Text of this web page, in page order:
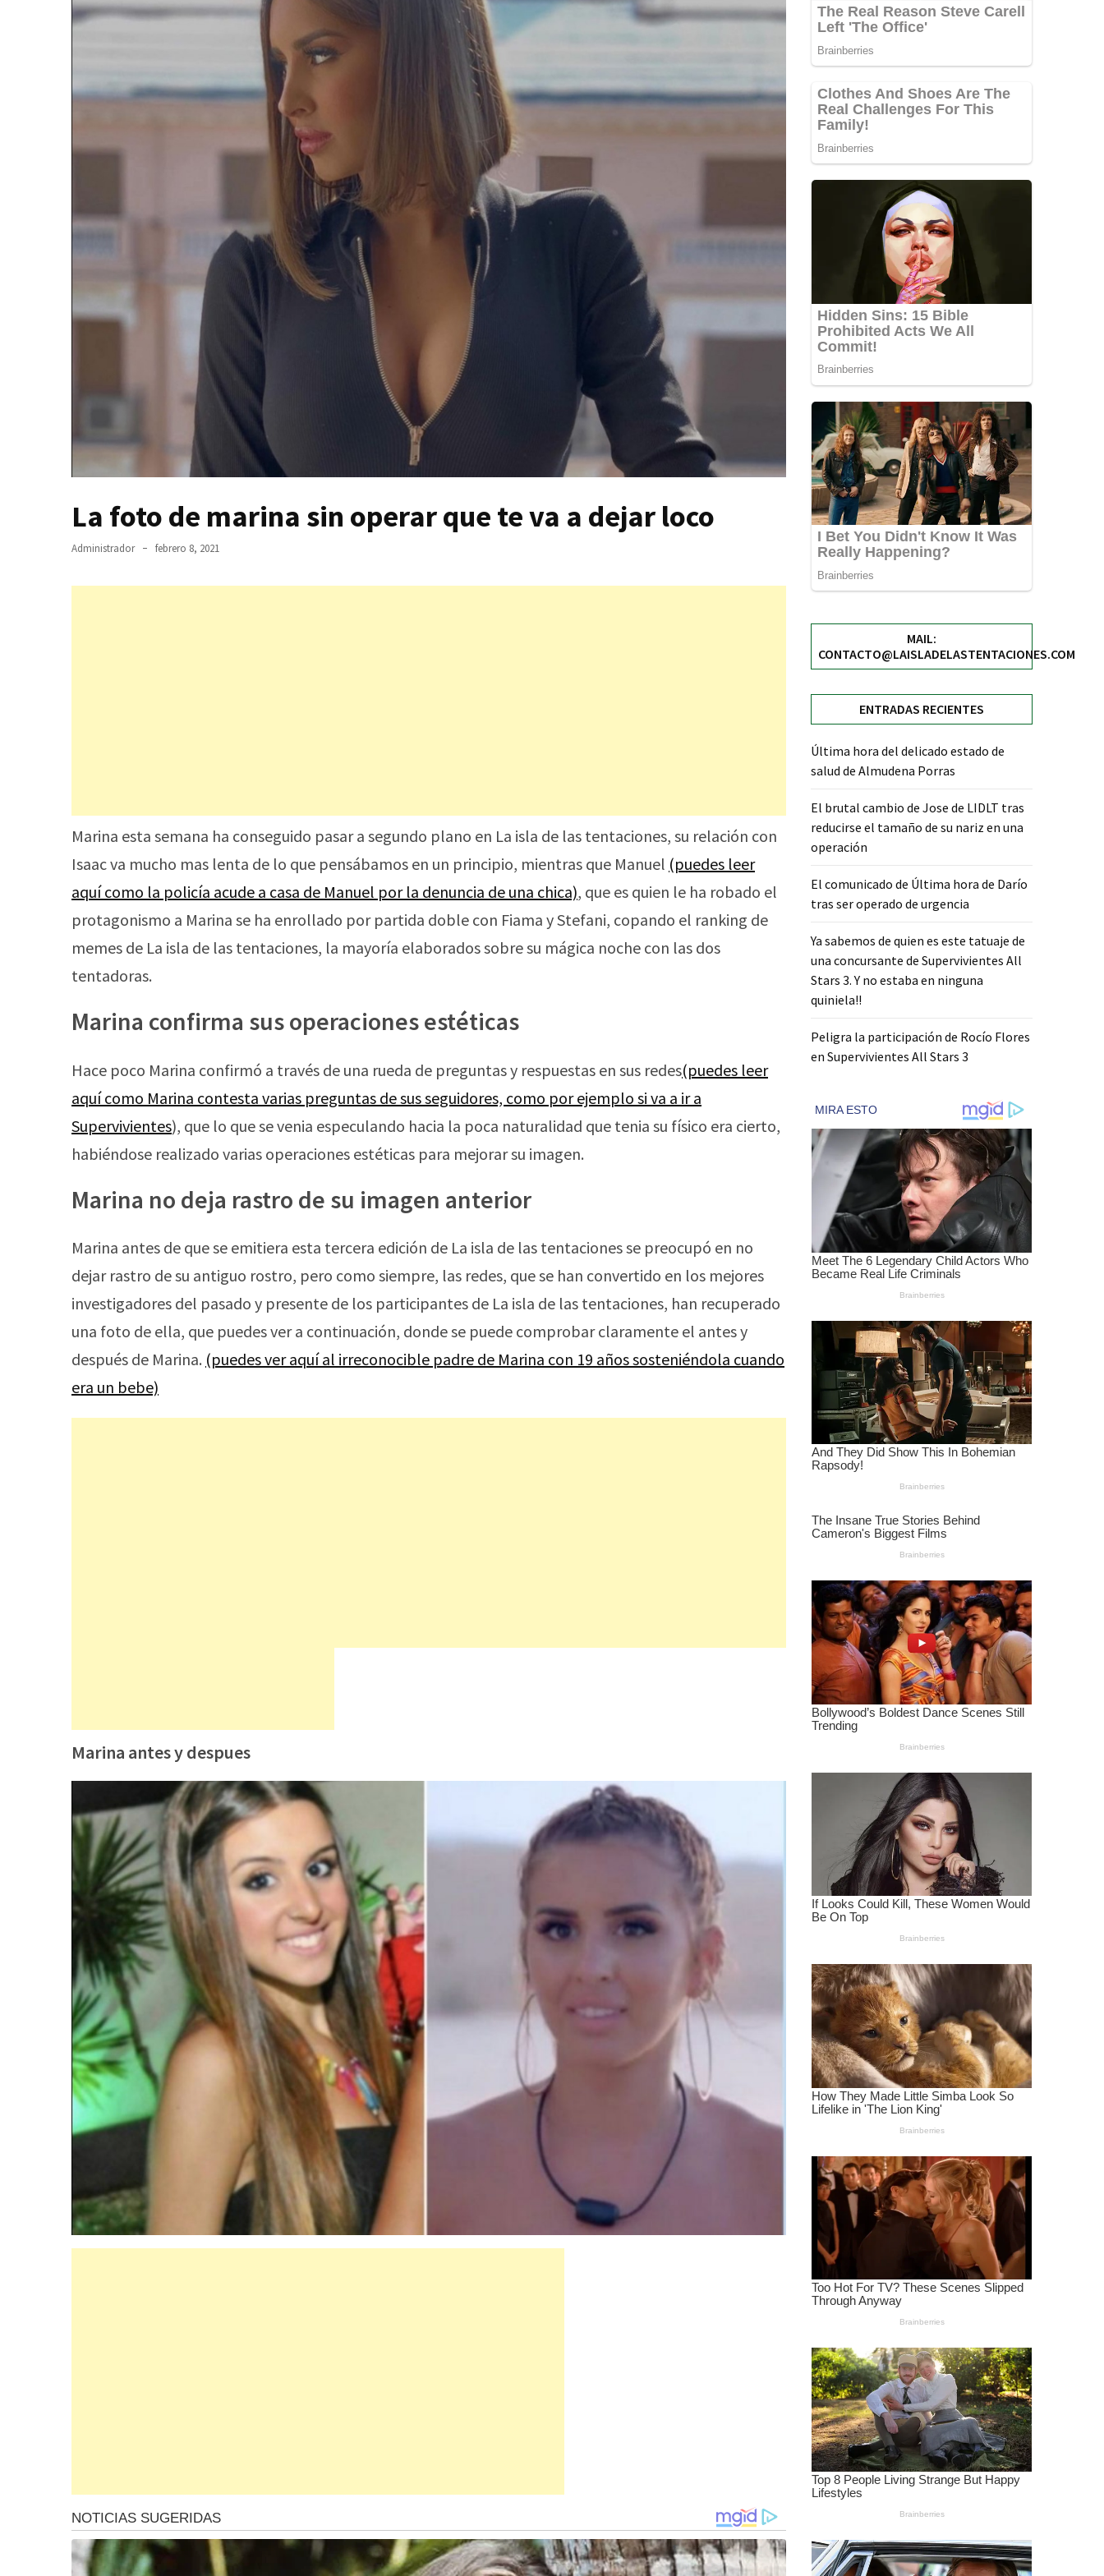
La foto de marina sin operar que te va a dejar loco
Administrador febrero 8, 2021
Marina esta semana ha conseguido pasar a segundo plano en La isla de las tentaciones, su relación con
Isaac va mucho mas lenta de lo que pensábamos en un principio, mientras que Manuel (puedes leer
aquí como la policía acude a casa de Manuel por la denuncia de una chica), que es quien le ha robado el
protagonismo a Marina se ha enrollado por partida doble con Fiama y Stefani, copando el ranking de
memes de La isla de las tentaciones, la mayoría elaborados sobre su mágica noche con las dos
tentadoras.
Marina confirma sus operaciones estéticas
Hace poco Marina confirmó a través de una rueda de preguntas y respuestas en sus redes(puedes leer
aquí como Marina contesta varias preguntas de sus seguidores, como por ejemplo si va a ir a
Supervivientes), que lo que se venia especulando hacia la poca naturalidad que tenia su físico era cierto,
habiéndose realizado varias operaciones estéticas para mejorar su imagen.
Marina no deja rastro de su imagen anterior
Marina antes de que se emitiera esta tercera edición de La isla de las tentaciones se preocupó en no
dejar rastro de su antiguo rostro, pero como siempre, las redes, que se han convertido en los mejores
investigadores del pasado y presente de los participantes de La isla de las tentaciones, han recuperado
una foto de ella, que puedes ver a continuación, donde se puede comprobar claramente el antes y
después de Marina. (puedes ver aquí al irreconocible padre de Marina con 19 años sosteniéndola cuando
era un bebe)
Marina antes y despues
MAIL:
CONTACTO@LAISLADELASTENTACIONES.COM
ENTRADAS RECIENTES
Última hora del delicado estado de
salud de Almudena Porras
El brutal cambio de Jose de LIDLT tras
reducirse el tamaño de su nariz en una
operación
El comunicado de Última hora de Darío
tras ser operado de urgencia
Ya sabemos de quien es este tatuaje de
una concursante de Supervivientes All
Stars 3. Y no estaba en ninguna
quiniela!!
Peligra la participación de Rocío Flores
en Supervivientes All Stars 3